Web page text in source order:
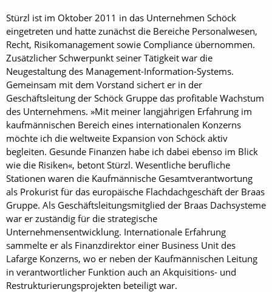
Stürzl ist im Oktober 2011 in das Unternehmen Schöck
eingetreten und hatte zunächst die Bereiche Personalwesen,
Recht, Risikomanagement sowie Compliance übernommen.
Zusätzlicher Schwerpunkt seiner Tätigkeit war die
Neugestaltung des Management-Information-Systems.
Gemeinsam mit dem Vorstand sichert er in der
Geschäftsleitung der Schöck Gruppe das profitable Wachstum
des Unternehmens. »Mit meiner langjährigen Erfahrung im
kaufmännischen Bereich eines internationalen Konzerns
möchte ich die weltweite Expansion von Schöck aktiv
begleiten. Gesunde Finanzen habe ich dabei ebenso im Blick
wie die Risiken«, betont Stürzl. Wesentliche berufliche
Stationen waren die Kaufmännische Gesamtverantwortung
als Prokurist für das europäische Flachdachgeschäft der Braas
Gruppe. Als Geschäftsleitungsmitglied der Braas Dachsysteme
war er zuständig für die strategische
Unternehmensentwicklung. Internationale Erfahrung
sammelte er als Finanzdirektor einer Business Unit des
Lafarge Konzerns, wo er neben der Kaufmännischen Leitung
in verantwortlicher Funktion auch an Akquisitions- und
Restrukturierungsprojekten beteiligt war.